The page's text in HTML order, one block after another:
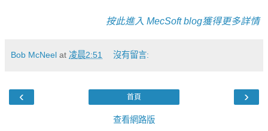
按此進入 MecSoft blog獲得更多詳情
Bob McNeel at 凌晨2:51 沒有留言:
‹ ›
首頁
查看網路版